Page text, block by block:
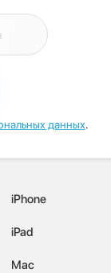
данных.
iPhone
iPad
Mac